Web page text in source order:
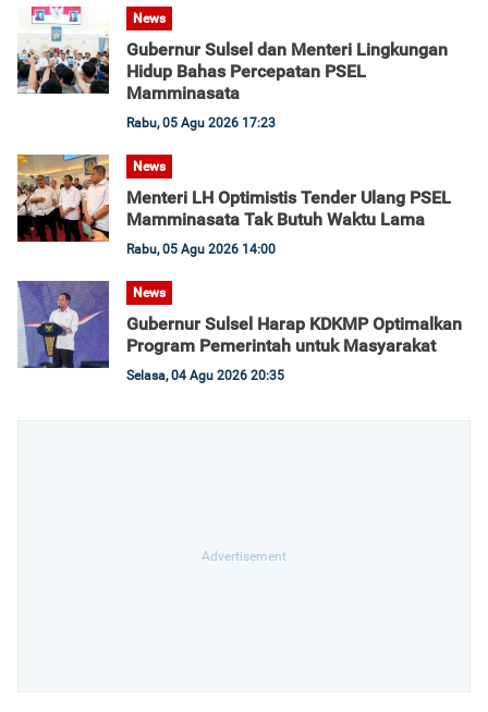
News
Gubernur Sulsel dan Menteri Lingkungan
Hidup Bahas Percepatan PSEL
Mamminasata
Rabu, 05 Agu 2026 17:23
News
Menteri LH Optimistis Tender Ulang PSEL
Mamminasata Tak Butuh Waktu Lama
Rabu, 05 Agu 2026 14:00
News
Gubernur Sulsel Harap KDKMP Optimalkan
Program Pemerintah untuk Masyarakat
Selasa, 04 Agu 2026 20:35